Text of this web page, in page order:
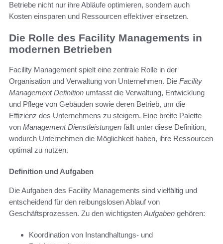
Betriebe nicht nur ihre Abläufe optimieren, sondern auch
Kosten einsparen und Ressourcen effektiver einsetzen.
Die Rolle des Facility Managements in
modernen Betrieben
Facility Management spielt eine zentrale Rolle in der
Organisation und Verwaltung von Unternehmen. Die Facility
Management Definition umfasst die Verwaltung, Entwicklung
und Pflege von Gebäuden sowie deren Betrieb, um die
Effizienz des Unternehmens zu steigern. Eine breite Palette
von Management Dienstleistungen fällt unter diese Definition,
wodurch Unternehmen die Möglichkeit haben, ihre Ressourcen
optimal zu nutzen.
Definition und Aufgaben
Die Aufgaben des Facility Managements sind vielfältig und
entscheidend für den reibungslosen Ablauf von
Geschäftsprozessen. Zu den wichtigsten Aufgaben gehören:
Koordination von Instandhaltungs- und